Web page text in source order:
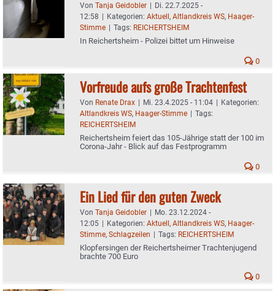
Von Tanja Geidobler | Di. 22.7.2025 -
12:58 | Kategorien: Aktuell, Altlandkreis WS, Haager-
Stimme | Tags: REICHERTSHEIM
In Reichertsheim - Polizei bittet um Hinweise
0
Vorfreude aufs große Trachtenfest
Von Renate Drax | Mi. 23.4.2025 - 11:04 | Kategorien:
Altlandkreis WS, Haager-Stimme | Tags:
REICHERTSHEIM
Reichertsheim feiert das 105-Jährige statt der 100 im
Corona-Jahr - Blick auf das Festprogramm
0
Ein Lied für den guten Zweck
Von Tanja Geidobler | Mo. 23.12.2024 -
12:05 | Kategorien: Aktuell, Altlandkreis WS, Haager-
Stimme, Schlagzeilen | Tags: REICHERTSHEIM
Klopfersingen der Reichertsheimer Trachtenjugend
brachte 700 Euro
0